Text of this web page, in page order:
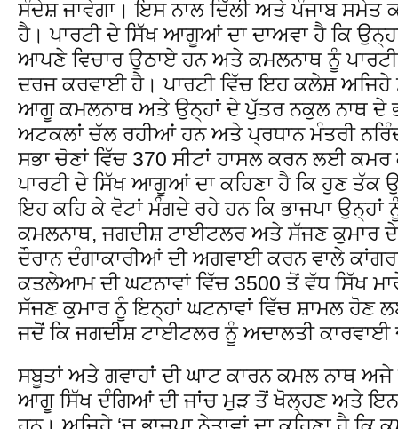
ਸੰਦੇਸ਼ ਜਾਵੇਗਾ। ਇਸ ਨਾਲ ਦਿੱਲੀ ਅਤੇ ਪੰਜਾਬ ਸਮੇਤ
ਹੈ। ਪਾਰਟੀ ਦੇ ਸਿੱਖ ਆਗੂਆਂ ਦਾ ਦਾਅਵਾ ਹੈ ਕਿ
ਆਪਣੇ ਵਿਚਾਰ ਉਠਾਏ ਹਨ ਅਤੇ ਕਮਲਨਾਥ ਨੂੰ
ਦਰਜ ਕਰਵਾਈ ਹੈ। ਪਾਰਟੀ ਵਿੱਚ ਇਹ ਕਲੇਸ਼
ਆਗੂ ਕਮਲਨਾਥ ਅਤੇ ਉਨ੍ਹਾਂ ਦੇ ਪੁੱਤਰ ਨਕੁਲ ਨਾਥ ਦੇ
ਅਟਕਲਾਂ ਚੱਲ ਰਹੀਆਂ ਹਨ ਅਤੇ ਪ੍ਰਧਾਨ ਮੰਤਰੀ
ਸਭਾ ਚੋਣਾਂ ਵਿੱਚ 370 ਸੀਟਾਂ ਹਾਸਲ ਕਰਨ ਲਈ
ਪਾਰਟੀ ਦੇ ਸਿੱਖ ਆਗੂਆਂ ਦਾ ਕਹਿਣਾ ਹੈ ਕਿ ਹੁਣ
ਇਹ ਕਹਿ ਕੇ ਵੋਟਾਂ ਮੰਗਦੇ ਰਹੇ ਹਨ ਕਿ ਭਾਜਪਾ ਉਨ੍ਹਾਂ
ਕਮਲਨਾਥ, ਜਗਦੀਸ਼ ਟਾਈਟਲਰ ਅਤੇ ਸੱਜਣ ਕੁਮਾਰ
ਦੌਰਾਨ ਦੰਗਾਕਾਰੀਆਂ ਦੀ ਅਗਵਾਈ ਕਰਨ ਵਾਲੇ
ਕਤਲੇਆਮ ਦੀ ਘਟਨਾਵਾਂ ਵਿੱਚ 3500 ਤੋਂ ਵੱਧ ਸਿੱਖ
ਸੱਜਣ ਕੁਮਾਰ ਨੂੰ ਇਨ੍ਹਾਂ ਘਟਨਾਵਾਂ ਵਿੱਚ ਸ਼ਾਮਲ ਹੋਣ
ਜਦੋਂ ਕਿ ਜਗਦੀਸ਼ ਟਾਈਟਲਰ ਨੂੰ ਅਦਾਲਤੀ ਕਾਰਵਾਈ
ਸਬੂਤਾਂ ਅਤੇ ਗਵਾਹਾਂ ਦੀ ਘਾਟ ਕਾਰਨ ਕਮਲ ਨਾਥ
ਆਗੂ ਸਿੱਖ ਦੰਗਿਆਂ ਦੀ ਜਾਂਚ ਮੁੜ ਤੋਂ ਖੋਲ੍ਹਣ ਅਤੇ